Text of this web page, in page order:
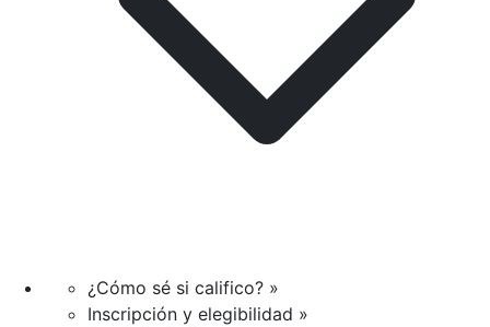
¿Cómo sé si califico? »
Inscripción y elegibilidad »